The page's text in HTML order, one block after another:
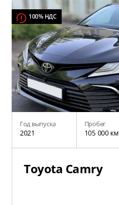
100% НДС
Год выпуска
2021
Пробег
105 000 км
Toyota Camry